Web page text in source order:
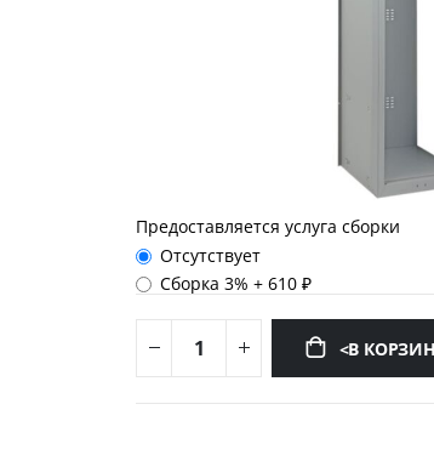
Предоставляется услуга сборки
Отсутствует
Сборка 3%+610 ₽
<В